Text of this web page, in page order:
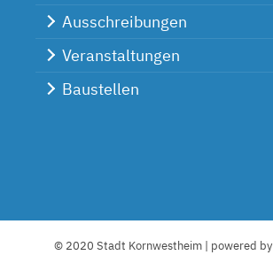
Ausschreibungen
Veranstaltungen
Baustellen
© 2020 Stadt Kornwestheim | powered by